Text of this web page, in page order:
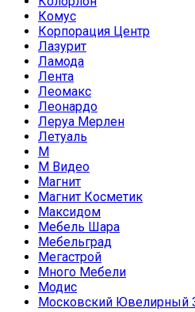
Комус
Корпорация Центр
Лазурит
Ламода
Лента
Леомакс
Леонардо
Леруа Мерлен
Летуаль
М
М Видео
Магнит
Магнит Косметик
Максидом
Мебель Шара
Мебельград
Мегастрой
Много Мебели
Модис
Московский Ювелирный